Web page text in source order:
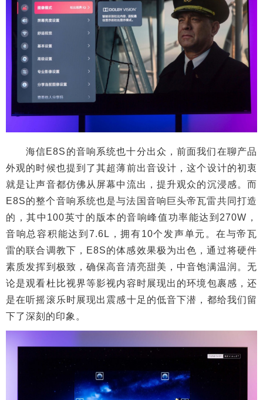
海信E8S的音响系统也十分出众，前面我们在聊产品
外观的时候也提到了其超薄前出音设计，这个设计的初衷
就是让声音都仿佛从屏幕中流出，提升观众的沉浸感。而
E8S的整个音响系统也是与法国音响巨头帝瓦雷共同打造
的，其中100英寸的版本的音响峰值功率能达到270W，
音响总容积能达到7.6L，拥有10个发声单元。在与帝瓦
雷的联合调教下，E8S的体感效果极为出色，通过将硬件
素质发挥到极致，确保高音清亮甜美，中音饱满温润。无
论是观看杜比视界等影视内容时展现出的环境包裹感，还
是在听摇滚乐时展现出震感十足的低音下潜，都给我们留
下了深刻的印象。